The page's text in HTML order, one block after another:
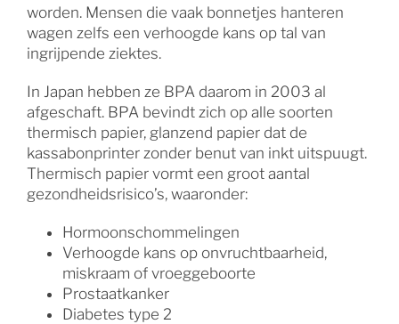
worden. Mensen die vaak bonnetjes hanteren
wagen zelfs een verhoogde kans op tal van
ingrijpende ziektes.
In Japan hebben ze BPA daarom in 2003 al
afgeschaft. BPA bevindt zich op alle soorten
thermisch papier, glanzend papier dat de
kassabonprinter zonder benut van inkt uitspuugt.
Thermisch papier vormt een groot aantal
gezondheidsrisico’s, waaronder:
Hormoonschommelingen
Verhoogde kans op onvruchtbaarheid,
miskraam of vroeggeboorte
Prostaatkanker
Diabetes type 2